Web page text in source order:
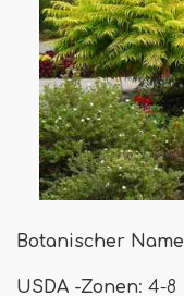
Botanischer Name
USDA -Zonen: 4-8